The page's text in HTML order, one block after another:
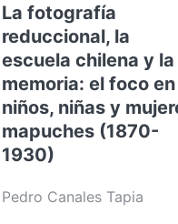
La fotografía
reduccional, la
escuela chilena y la
memoria: el foco en
niños, niñas y
mapuches (1870-
1930)
Pedro Canales Tapia